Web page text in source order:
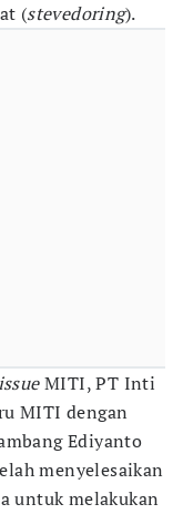
(stevedoring).
MITI, PT Inti
MITI dengan
Ediyanto
menyelesaikan
untuk melakukan